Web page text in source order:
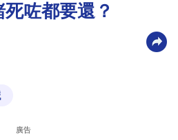
咗都要還？
廣告